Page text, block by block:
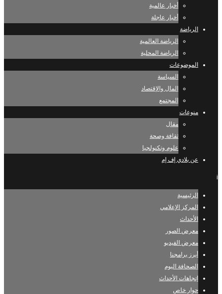
أخبار عالمية
أخبار عاجلة
الرياضة
الرياضة العالمية
الرياضة المحلية
الموضوعات
السياسة
المال والإقتصاد
المجتمع
منوعات
مقال
ثقافة وصحة
علوم وتكنولجيا
عن بلادي إف إم
i
الرئيسية
المركز الإعلامي
الأحداث
معرض الصور
معرض الفيديو
أبرز برامجنا
الصحافة اليوم
إتجاهات الأحداث
حوار خاص